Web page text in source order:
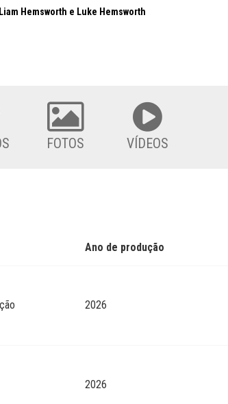
Hemsworth e Luke Hemsworth
FOTOS VÍDEOS
Ano de produção
2026
2026